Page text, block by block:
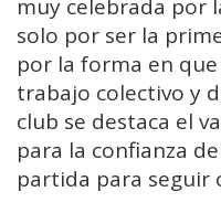
muy celebrada por
solo por ser la
por la forma en
trabajo colectivo y
club se destaca el
para la confianza
partida para seguir